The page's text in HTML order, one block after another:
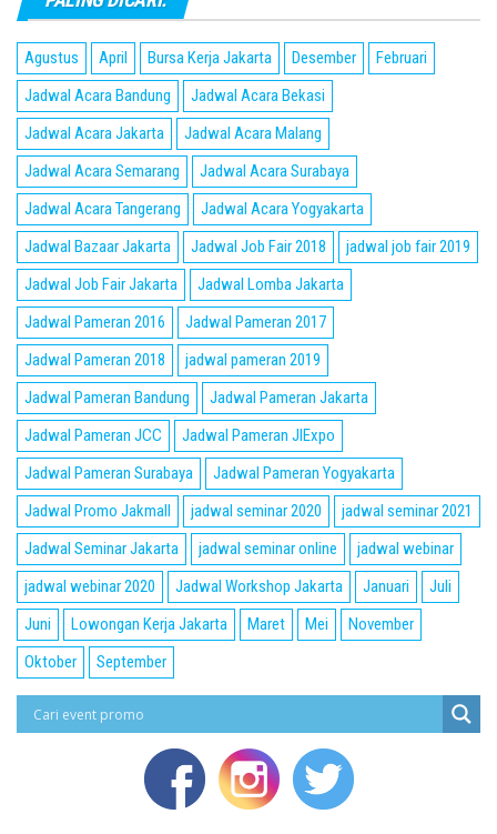
Agustus April Bursa Kerja Jakarta Desember
Februari
Jadwal Acara Bandung
Jadwal Acara Bekasi
Jadwal Acara Jakarta
Jadwal Acara Malang
Jadwal Acara Semarang
Jadwal Acara Surabaya
Jadwal Acara Tangerang
Jadwal Acara Yogyakarta
Jadwal Bazaar Jakarta
Jadwal Job Fair 2018
jadwal job fair 2019
Jadwal Job Fair Jakarta
Jadwal Lomba Jakarta
Jadwal Pameran 2016
Jadwal Pameran 2017
Jadwal Pameran 2018
jadwal pameran 2019
Jadwal Pameran Bandung
Jadwal Pameran Jakarta
Jadwal Pameran JCC
Jadwal Pameran JIExpo
Jadwal Pameran Surabaya
Jadwal Pameran Yogyakarta
Jadwal Promo Jakmall
jadwal seminar 2020
jadwal seminar 2021
Jadwal Seminar Jakarta
jadwal seminar online
jadwal webinar
jadwal webinar 2020
Jadwal Workshop Jakarta Januari
Juli
Juni
Lowongan Kerja Jakarta Maret Mei
November
Oktober
September